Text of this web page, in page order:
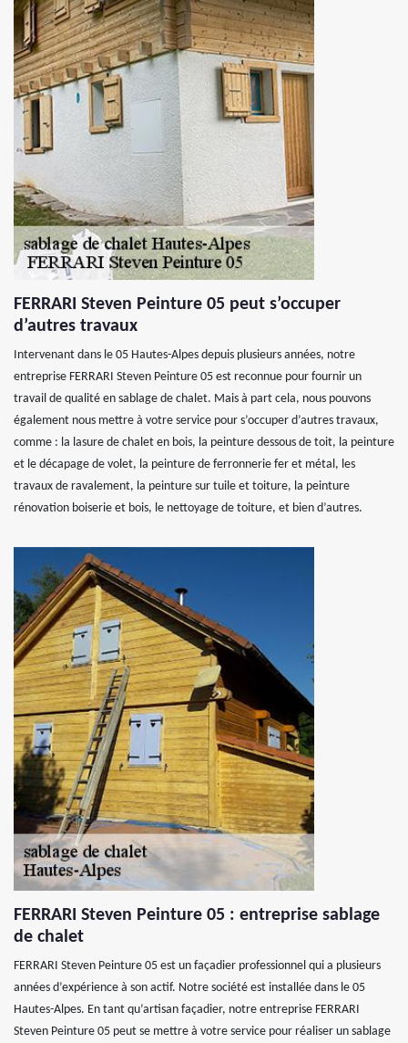
FERRARI Steven Peinture 05 peut s’occuper
d’autres travaux
Intervenant dans le 05 Hautes-Alpes depuis plusieurs années, notre
entreprise FERRARI Steven Peinture 05 est reconnue pour fournir un
travail de qualité en sablage de chalet. Mais à part cela, nous pouvons
également nous mettre à votre service pour s’occuper d’autres travaux,
comme : la lasure de chalet en bois, la peinture dessous de toit, la peinture
et le décapage de volet, la peinture de ferronnerie fer et métal, les
travaux de ravalement, la peinture sur tuile et toiture, la peinture
rénovation boiserie et bois, le nettoyage de toiture, et bien d’autres.
FERRARI Steven Peinture 05 : entreprise sablage
de chalet
FERRARI Steven Peinture 05 est un façadier professionnel qui a plusieurs
années d’expérience à son actif. Notre société est installée dans le 05
Hautes-Alpes. En tant qu’artisan façadier, notre entreprise FERRARI
Steven Peinture 05 peut se mettre à votre service pour réaliser un sablage